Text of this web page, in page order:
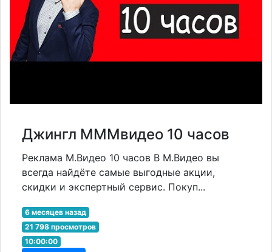
Джингл МММвидео 10 часов
Реклама М.Видео 10 часов В М.Видео вы
всегда найдёте самые выгодные акции,
скидки и экспертный сервис. Покуп...
6 месяцев назад
21 798 просмотров
10:00:00